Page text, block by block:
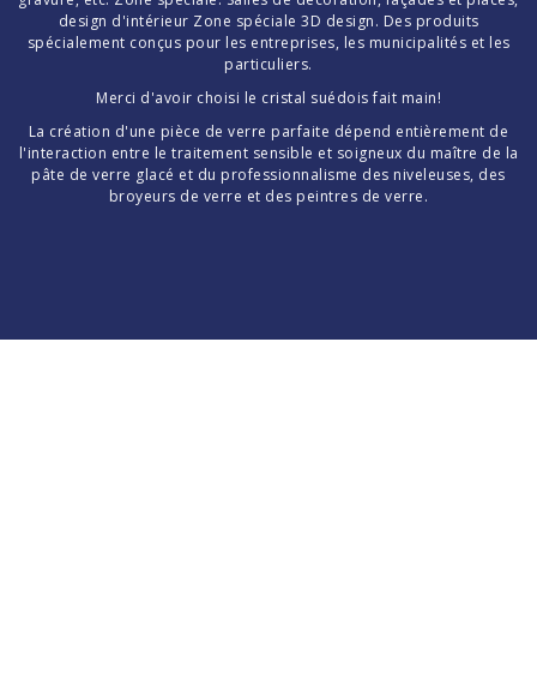
design d'intérieur Zone spéciale 3D design. Des produits
spécialement conçus pour les entreprises, les municipalités et les
particuliers.
Merci d'avoir choisi le cristal suédois fait main!
La création d'une pièce de verre parfaite dépend entièrement de
l'interaction entre le traitement sensible et soigneux du maître de la
pâte de verre glacé et du professionnalisme des niveleuses, des
broyeurs de verre et des peintres de verre.